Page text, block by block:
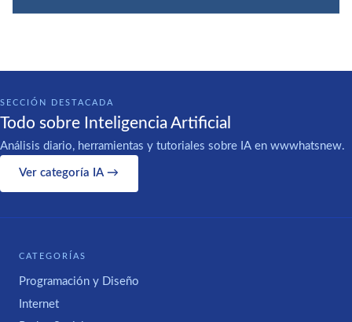
SECCIÓN DESTACADA
Todo sobre Inteligencia Artificial
Análisis diario, herramientas y tutoriales sobre IA en wwwhatsnew.
Ver categoría IA →
CATEGORÍAS
Programación y Diseño
Internet